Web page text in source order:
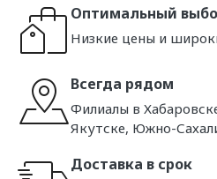
Оптимальный
Низкие цены и
Всегда рядом
Филиалы в
Якутске, Южно-
Доставка в срок